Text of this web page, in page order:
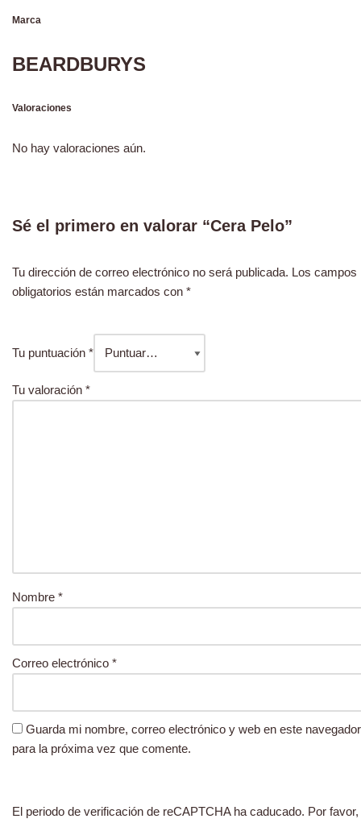
Marca
BEARDBURYS
Valoraciones
No hay valoraciones aún.
Sé el primero en valorar “Cera Pelo”
Tu dirección de correo electrónico no será publicada. Los campos
obligatorios están marcados con *
Tu puntuación *
Tu valoración *
Nombre *
Correo electrónico *
Guarda mi nombre, correo electrónico y web en este navegador
para la próxima vez que comente.
El periodo de verificación de reCAPTCHA ha caducado. Por favor,